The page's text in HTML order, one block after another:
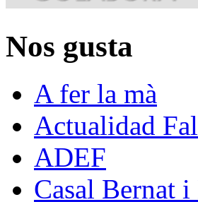
Nos gusta
A fer la mà
Actualidad
ADEF
Casal Bernat